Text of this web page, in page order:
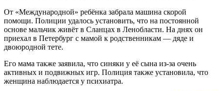
От «Международной» ребёнка забрала машина скорой
помощи. Полиции удалось установить, что на постоянной
основе мальчик живёт в Сланцах в Ленобласти. На днях он
приехал в Петербург с мамой к родственникам — дяде и
двоюродной тете.
Его мама также заявила, что синяки у её сына из-за очень
активных и подвижных игр. Полиция также установила, что
женщина наблюдается у психиатра.